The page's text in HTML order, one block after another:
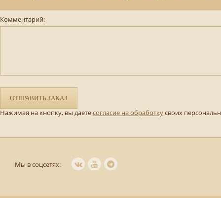
Комментарий:
ОТПРАВИТЬ ЗАКАЗ
Нажимая на кнопку, вы даетесогласие на обработкусвоих
Мы в соцсетях: